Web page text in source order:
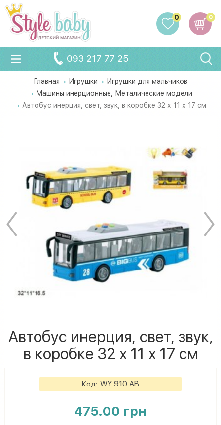
0
0
093 217 77 25
Главная Игрушки
Игрушки для мальчиков
Машины инерционные, Металические модели
Автобус инерция, свет, звук, в коробке 32 х 11 х 17 см
Автобус инерция, свет, звук,
в коробке 32 х 11 х 17 см
Код: WY 910 AB
475.00 грн